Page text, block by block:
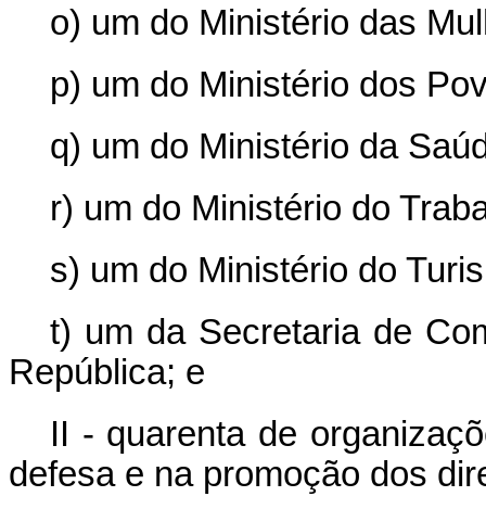
o) um do Ministério das
p) um do Ministério dos
q) um do Ministério da
r) um do Ministério do
s) um do Ministério do
t) um da Secretaria de
República; e
II - quarenta de
defesa e na promoção dos